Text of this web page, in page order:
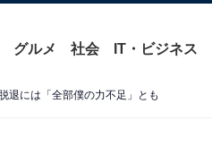
グルメ 社会 IT・ビジネス
退には「全部僕の力不足」とも